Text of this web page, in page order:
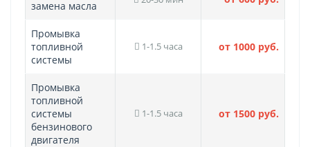
замена масла
Промывка
топливной
системы
1-1.5 часа от 1000 руб.
Промывка
топливной
системы
бензинового
двигателя
1-1.5 часа от 1500 руб.